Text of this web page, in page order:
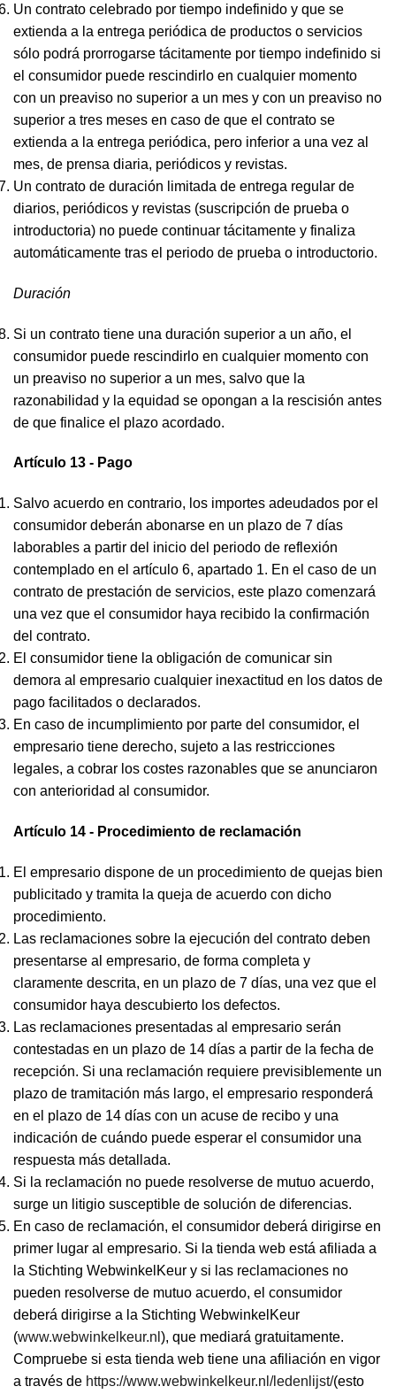
Un contrato celebrado por tiempo indefinido y que se
extienda a la entrega periódica de productos o servicios
sólo podrá prorrogarse tácitamente por tiempo indefinido si
el consumidor puede rescindirlo en cualquier momento
con un preaviso no superior a un mes y con un preaviso no
superior a tres meses en caso de que el contrato se
extienda a la entrega periódica, pero inferior a una vez al
mes, de prensa diaria, periódicos y revistas.
Un contrato de duración limitada de entrega regular de
diarios, periódicos y revistas (suscripción de prueba o
introductoria) no puede continuar tácitamente y finaliza
automáticamente tras el periodo de prueba o introductorio.
Duración
Si un contrato tiene una duración superior a un año, el
consumidor puede rescindirlo en cualquier momento con
un preaviso no superior a un mes, salvo que la
razonabilidad y la equidad se opongan a la rescisión antes
de que finalice el plazo acordado.
Artículo 13 - Pago
Salvo acuerdo en contrario, los importes adeudados por el
consumidor deberán abonarse en un plazo de 7 días
laborables a partir del inicio del periodo de reflexión
contemplado en el artículo 6, apartado 1. En el caso de un
contrato de prestación de servicios, este plazo comenzará
una vez que el consumidor haya recibido la confirmación
del contrato.
El consumidor tiene la obligación de comunicar sin
demora al empresario cualquier inexactitud en los datos de
pago facilitados o declarados.
En caso de incumplimiento por parte del consumidor, el
empresario tiene derecho, sujeto a las restricciones
legales, a cobrar los costes razonables que se anunciaron
con anterioridad al consumidor.
Artículo 14 - Procedimiento de reclamación
El empresario dispone de un procedimiento de quejas bien
publicitado y tramita la queja de acuerdo con dicho
procedimiento.
Las reclamaciones sobre la ejecución del contrato deben
presentarse al empresario, de forma completa y
claramente descrita, en un plazo de 7 días, una vez que el
consumidor haya descubierto los defectos.
Las reclamaciones presentadas al empresario serán
contestadas en un plazo de 14 días a partir de la fecha de
recepción. Si una reclamación requiere previsiblemente un
plazo de tramitación más largo, el empresario responderá
en el plazo de 14 días con un acuse de recibo y una
indicación de cuándo puede esperar el consumidor una
respuesta más detallada.
Si la reclamación no puede resolverse de mutuo acuerdo,
surge un litigio susceptible de solución de diferencias.
En caso de reclamación, el consumidor deberá dirigirse en
primer lugar al empresario. Si la tienda web está afiliada a
la Stichting WebwinkelKeur y si las reclamaciones no
pueden resolverse de mutuo acuerdo, el consumidor
deberá dirigirse a la Stichting WebwinkelKeur
(www.webwinkelkeur.nl ), que mediará gratuitamente.
Compruebe si esta tienda web tiene una afiliación en vigor
a través de https://www.webwinkelkeur.nl/ledenlijst/(esto